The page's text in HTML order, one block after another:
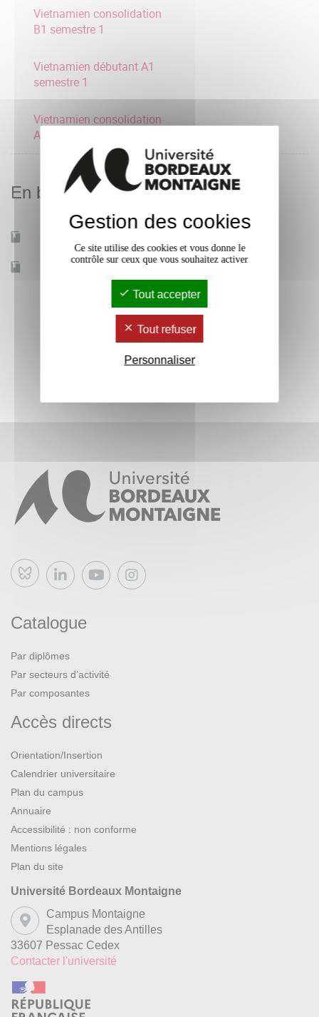
Vietnamien consolidation
B1 semestre 1
Vietnamien débutant A1
semestre 1
Vietnamien consolidation
A2 semestre 1
En bref
Bluesky
Catalogue
Par diplômes
Par secteurs d’activité
Par composantes
Accès directs
Orientation/Insertion
Calendrier universitaire
Plan du campus
Annuaire
Accessibilité : non conforme
Mentions légales
Plan du site
Université Bordeaux Montaigne
Campus Montaigne
Esplanade des Antilles
33607 Pessac Cedex
Contacter l'université
Gestion des cookies
Ce site utilise des cookies et vous donne le
contrôle sur ceux que vous souhaitez activer
Tout accepter
Tout refuser
Personnaliser